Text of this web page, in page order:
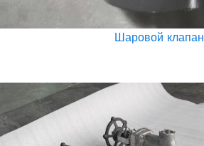
Шаровой клапан